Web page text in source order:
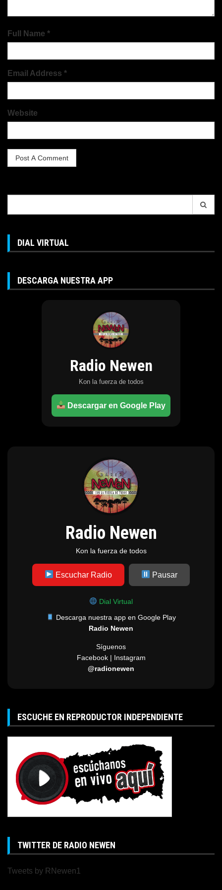
Full Name *
Email Address *
Website
for:
DIAL VIRTUAL
DESCARGA NUESTRA APP
Radio Newen
Kon la fuerza de todos
Descargar en Google Play
Radio Newen
Kon la fuerza de todos
Escuchar Radio Pausar
Dial Virtual
Descarga nuestra app en Google Play
Radio Newen
Síguenos
Facebook | Instagram
@radionewen
ESCUCHE EN REPRODUCTOR INDEPENDIENTE
TWITTER DE RADIO NEWEN
Tweets by RNewen1